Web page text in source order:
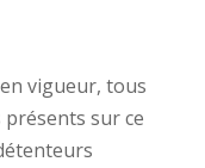
vigueur, tous
sur ce